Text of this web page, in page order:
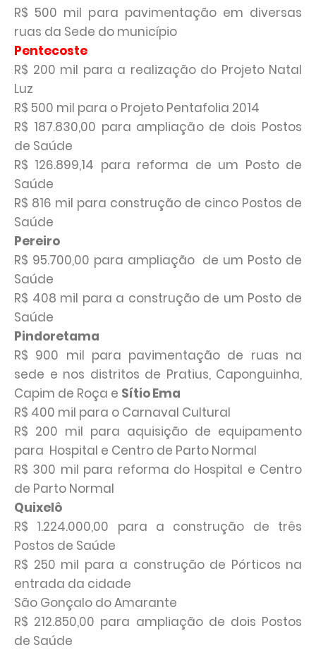
R$ 500 mil para pavimentação em diversas
ruas da Sede do município
Pentecoste
R$ 200 mil para a realização do Projeto Natal
Luz
R$ 500 mil para o Projeto Pentafolia 2014
R$ 187.830,00 para ampliação de dois Postos
de Saúde
R$ 126.899,14 para reforma de um Posto de
Saúde
R$ 816 mil para construção de cinco Postos de
Saúde
Pereiro
R$ 95.700,00 para ampliação de um Posto de
Saúde
R$ 408 mil para a construção de um Posto de
Saúde
Pindoretama
R$ 900 mil para pavimentação de ruas na
sede e nos distritos de Pratius, Caponguinha,
Capim de Roça e Sítio Ema
R$ 400 mil para o Carnaval Cultural
R$ 200 mil para aquisição de equipamento
para Hospital e Centro de Parto Normal
R$ 300 mil para reforma do Hospital e Centro
de Parto Normal
Quixelô
R$ 1.224.000,00 para a construção de três
Postos de Saúde
R$ 250 mil para a construção de Pórticos na
entrada da cidade
São Gonçalo do Amarante
R$ 212.850,00 para ampliação de dois Postos
de Saúde